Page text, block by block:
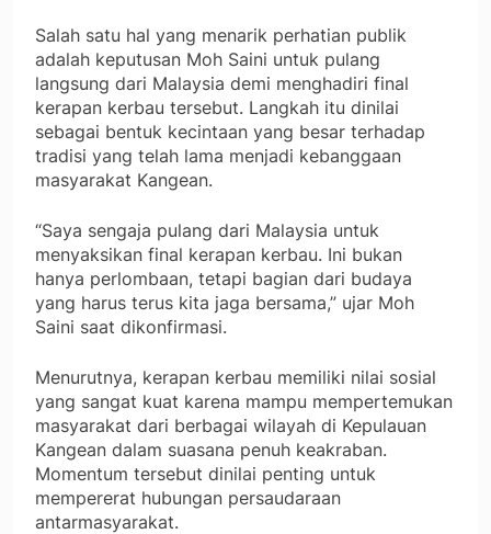
Salah satu hal yang menarik perhatian publik
adalah keputusan Moh Saini untuk pulang
langsung dari Malaysia demi menghadiri final
kerapan kerbau tersebut. Langkah itu dinilai
sebagai bentuk kecintaan yang besar terhadap
tradisi yang telah lama menjadi kebanggaan
masyarakat Kangean.
“Saya sengaja pulang dari Malaysia untuk
menyaksikan final kerapan kerbau. Ini bukan
hanya perlombaan, tetapi bagian dari budaya
yang harus terus kita jaga bersama,” ujar Moh
Saini saat dikonfirmasi.
Menurutnya, kerapan kerbau memiliki nilai sosial
yang sangat kuat karena mampu mempertemukan
masyarakat dari berbagai wilayah di Kepulauan
Kangean dalam suasana penuh keakraban.
Momentum tersebut dinilai penting untuk
mempererat hubungan persaudaraan
antarmasyarakat.